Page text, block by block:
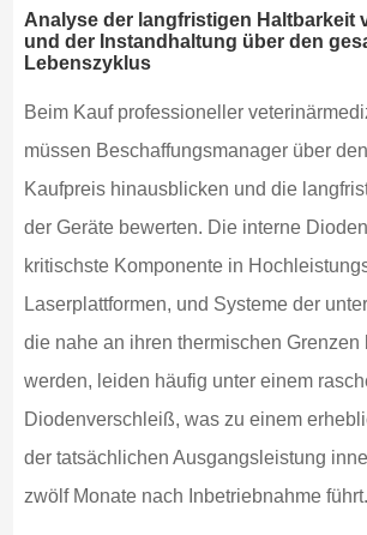
Analyse der langfristigen Haltbarkeit
und der Instandhaltung über den
Lebenszyklus
Beim Kauf professioneller
müssen Beschaffungsmanager über
Kaufpreis hinausblicken und die
der Geräte bewerten. Die interne
kritischste Komponente in
Laserplattformen, und Systeme der
die nahe an ihren thermischen Grenzen
werden, leiden häufig unter einem
Diodenverschleiß, was zu einem
der tatsächlichen Ausgangsleistung
zwölf Monate nach Inbetriebnahme führt.